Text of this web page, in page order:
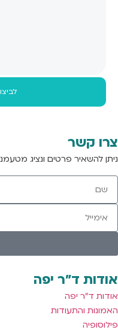
צרו קשר
ניתן להשאיר פרטים ונציג
אודות ד"ר יפה
אודות ד"ר יפה
האמונות והתעודות
פילוסופיה